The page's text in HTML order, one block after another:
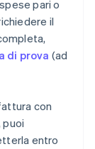
pari o
il
di prova (ad
con
puoi
entro